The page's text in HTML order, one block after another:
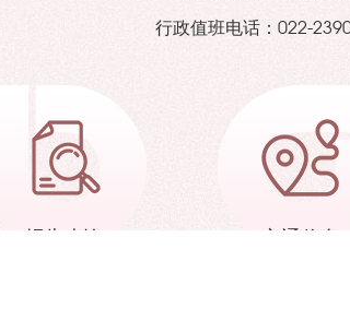
行政值班电话： 022-
报告查询 交通信息